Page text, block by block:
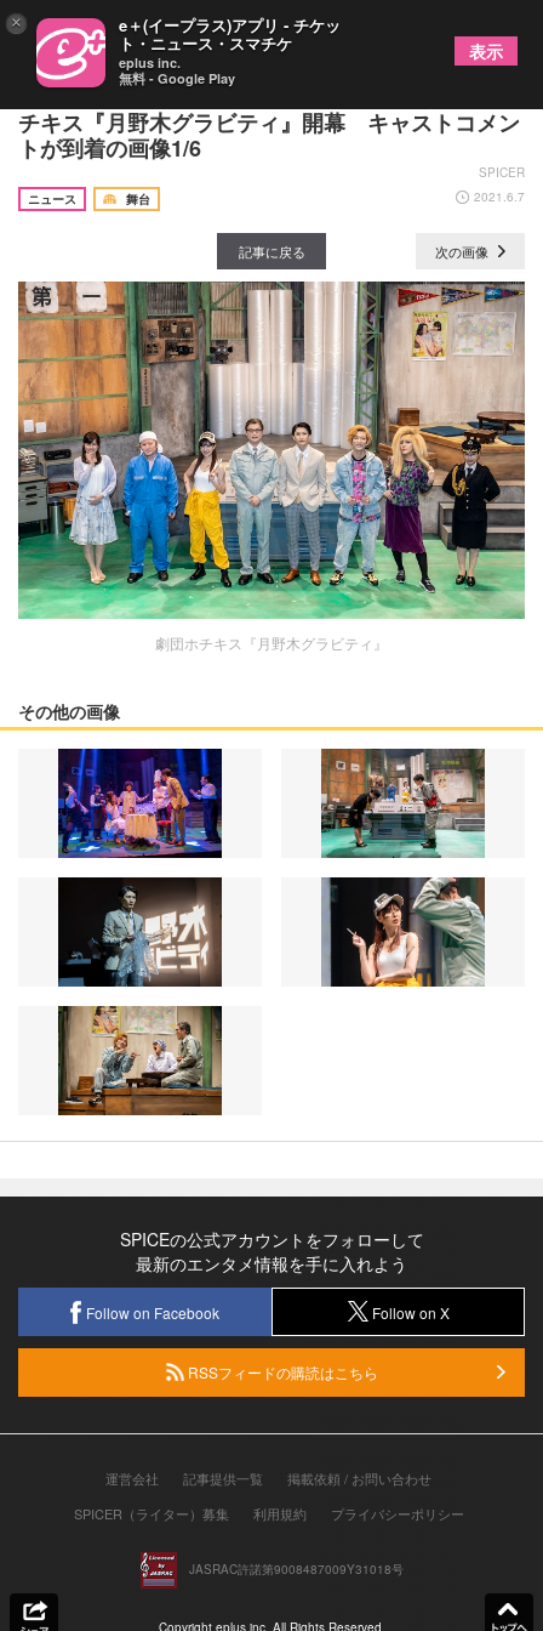
梅津瑞樹ほか出演 父と息子の物語を描く、劇団ホ
チキス『月野木グラビティ』開幕 キャストコメン
トが到着の画像1/6
SPICER
ニュース
舞台 2021.6.7
記事に戻る 次の画像
劇団ホチキス『月野木グラビティ』
その他の画像
SPICEの公式アカウントをフォローして
最新のエンタメ情報を手に入れよう
Follow on Facebook Follow on X
RSSフィードの購読はこちら
運営会社 記事提供一覧
掲載依頼 / お問い合わせ
SPICER（ライター）募集
利用規約 プライバシーポリシー
JASRAC許諾第9008487009Y31018号
× e＋(イープラス)アプリ - チケッ
ト・ニュース・スマチケ
eplus inc.
無料 - Google Play
表示